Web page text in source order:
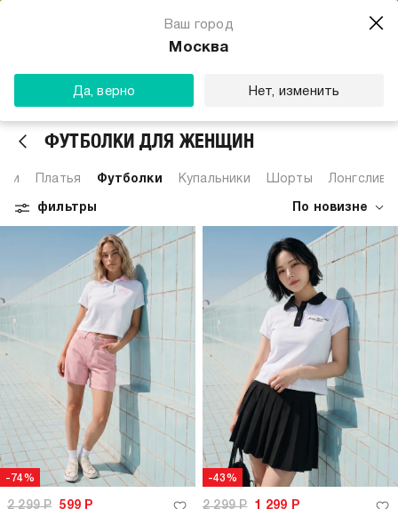
Ваш город
Москва
Да, верно Нет, изменить
ФУТБОЛКИ ДЛЯ ЖЕНЩИН
Платья Футболки Купальники Шорты Лонгсливы
По новизне
фильтры
-74%
2 299Р 599 Р
-43%
2 299Р 1 299 Р
Магазин одежды для тебя